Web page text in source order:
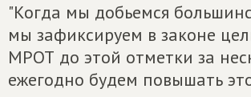
"Когда мы добьемся
мы зафиксируем в законе
МРОТ до этой отметки за
ежегодно будем повышать